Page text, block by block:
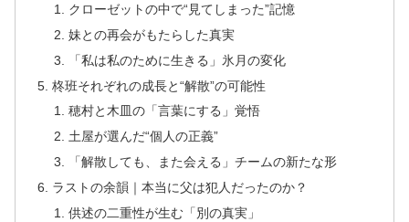
クローゼットの中で“見てしまった”記憶
妹との再会がもたらした真実
「私は私のために生きる」氷月の変化
柊班それぞれの成長と“解散”の可能性
穂村と木皿の「言葉にする」覚悟
土屋が選んだ“個人の正義”
「解散しても、また会える」チームの新たな形
ラストの余韻｜本当に父は犯人だったのか？
供述の二重性が生む「別の真実」